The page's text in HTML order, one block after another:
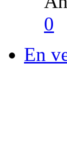
0
En